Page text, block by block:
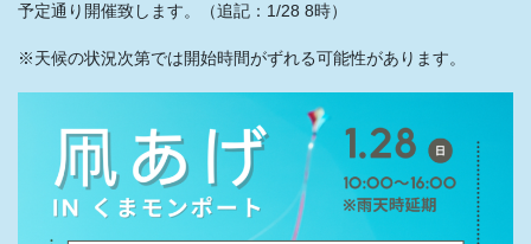
予定通り開催致します。（追記：1/28 8時）
※天候の状況次第では開始時間がずれる可能性があります。